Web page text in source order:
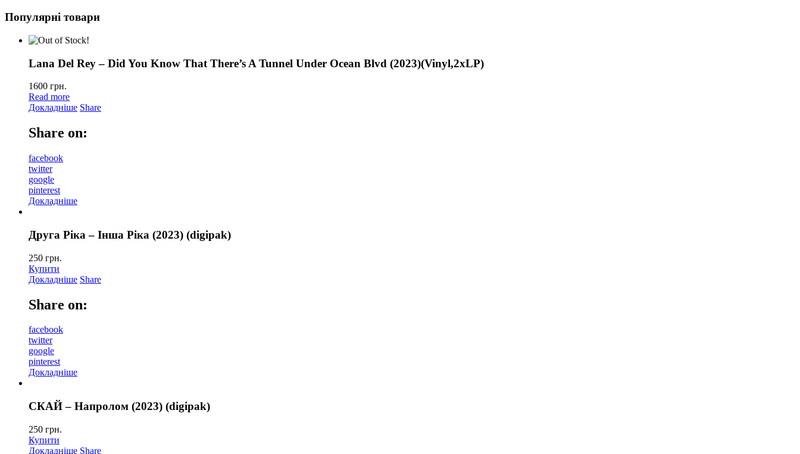
Популярні товари
Lana Del Rey – Did You Know That There’s A Tunnel Under Ocean Blvd (2023)(Vinyl,2xLP)
1600 грн.
Read more
Докладніше Share
Share on:
facebook
twitter
google
pinterest
Докладніше
Друга Ріка – Інша Ріка (2023) (digipak)
250 грн.
Купити
Докладніше Share
Share on:
facebook
twitter
google
pinterest
Докладніше
СКАЙ – Напролом (2023) (digipak)
250 грн.
Купити
Докладніше Share